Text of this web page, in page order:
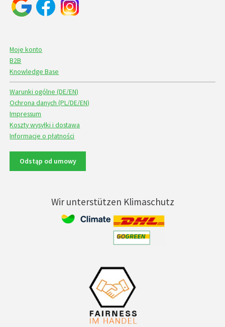
Moje konto
B2B
Knowledge Base
Warunki ogólne (DE/EN)
Ochrona danych (PL/DE/EN)
Impressum
Koszty wysyłki i dostawa
Informacje o płatności
Odstąp od umowy
Wir unterstützen Klimaschutz